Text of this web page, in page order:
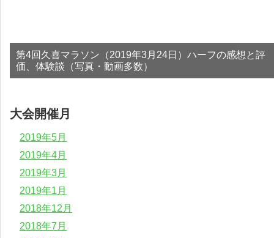
第4回久喜マラソン（2019年3月24日）ハーフの感想と評
価、体験談（写真・動画多数）
大会開催月
2019年5月
2019年4月
2019年3月
2019年1月
2018年12月
2018年7月